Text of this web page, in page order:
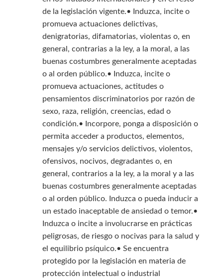
de la legislación vigente.• Induzca, incite o
promueva actuaciones delictivas,
denigratorias, difamatorias, violentas o, en
general, contrarias a la ley, a la moral, a las
buenas costumbres generalmente aceptadas
o al orden público.• Induzca, incite o
promueva actuaciones, actitudes o
pensamientos discriminatorios por razón de
sexo, raza, religión, creencias, edad o
condición.• Incorpore, ponga a disposición o
permita acceder a productos, elementos,
mensajes y/o servicios delictivos, violentos,
ofensivos, nocivos, degradantes o, en
general, contrarios a la ley, a la moral y a las
buenas costumbres generalmente aceptadas
o al orden público. Induzca o pueda inducir a
un estado inaceptable de ansiedad o temor.•
Induzca o incite a involucrarse en prácticas
peligrosas, de riesgo o nocivas para la salud y
el equilibrio psíquico.• Se encuentra
protegido por la legislación en materia de
protección intelectual o industrial